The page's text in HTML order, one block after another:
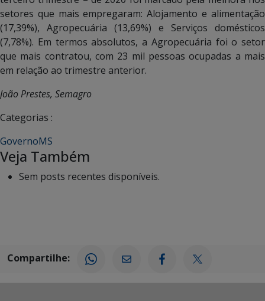
setores que mais empregaram: Alojamento e alimentação
(17,39%), Agropecuária (13,69%) e Serviços domésticos
(7,78%). Em termos absolutos, a Agropecuária foi o setor
que mais contratou, com 23 mil pessoas ocupadas a mais
em relação ao trimestre anterior.
João Prestes, Semagro
Categorias :
GovernoMS
Veja Também
Sem posts recentes disponíveis.
Compartilhe: